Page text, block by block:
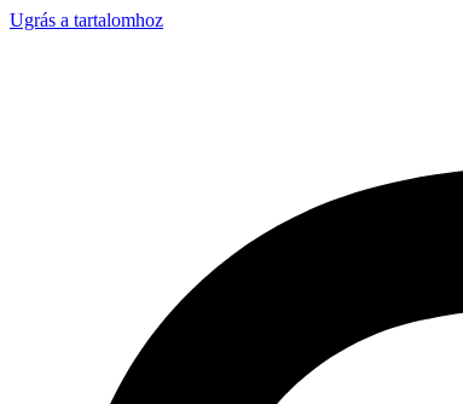
Ugrás a tartalomhoz